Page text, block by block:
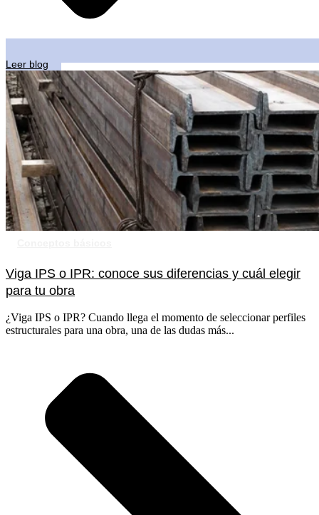
Leer blog
Viga IPS o IPR: conoce sus diferencias y cuál elegir
para tu obra
¿Viga IPS o IPR? Cuando llega el momento de seleccionar perfiles
estructurales para una obra, una de las dudas más...